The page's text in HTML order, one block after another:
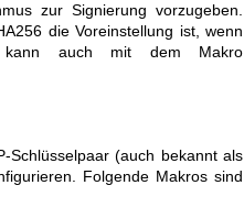
zur Signierung vorzugeben.
die Voreinstellung ist, wenn
kann auch mit dem Makro
Schlüsselpaar (auch bekannt als
Folgende Makros sind